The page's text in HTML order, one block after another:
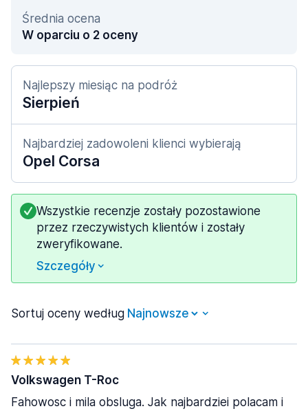
Średnia ocena
W oparciu o 2 oceny
Najlepszy miesiąc na podróż
Sierpień
Najbardziej zadowoleni klienci wybierają
Opel Corsa
Wszystkie recenzje zostały pozostawione
przez rzeczywistych klientów i zostały
zweryfikowane.
Szczegóły
Sortuj oceny według
Volkswagen T-Roc
Fahowosc i mila obsluga. Jak najbardziei polacam i